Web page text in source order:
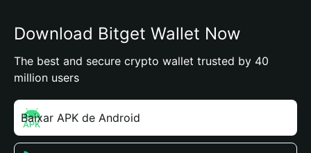
Download Bitget Wallet Now
The best and secure crypto wallet trusted by 40
million users
Baixar APK de Android